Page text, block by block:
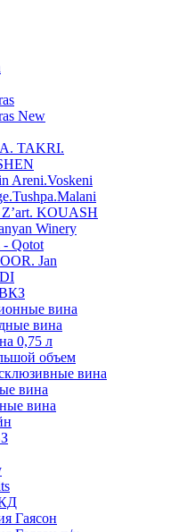
New
TAKRI.
Areni.Voskeni
KOUASH
Winery
- Qotot
Jan
вина
вина
0,75 л
объем
вина
вина
вина
Гаясон